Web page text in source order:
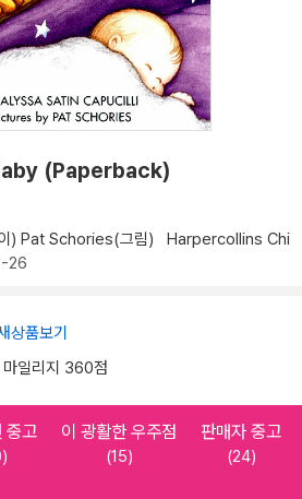
(Paperback)
) Pat Schories(그림)
Harpercollins Chi
26
상품보기
일리지 360점
중고 이 광활한 우주점
(15)
판매자 중고
(24)